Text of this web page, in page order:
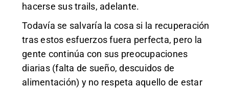
hacerse sus trails, adelante.
Todavía se salvaría la cosa si la recuperación
tras estos esfuerzos fuera perfecta, pero la
gente continúa con sus preocupaciones
diarias (falta de sueño, descuidos de
alimentación) y no respeta aquello de estar